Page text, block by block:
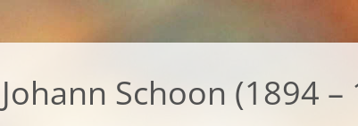
Zum
Johann Schoon (1894 –